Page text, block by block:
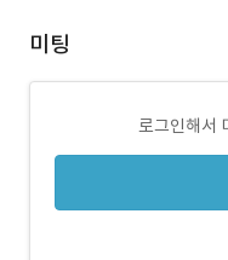
미팅
로그인해서